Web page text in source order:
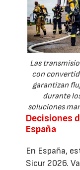
Las
con
garantizan
durante
soluciones
Decisiones
España
En España,
Sicur 2026.